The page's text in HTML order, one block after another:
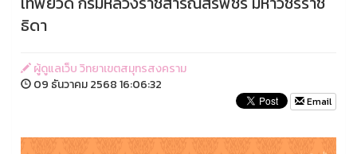
ธิดา
ผู้ดูแลเว็บ วิทยาเขตสมุทรสงคราม
09 ธันวาคม 2568 16:06:32
Email